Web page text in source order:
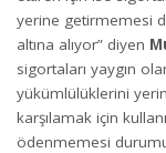
yerine getirmemesi
altına alıyor” diyen
sigortaları yaygın
yükümlülüklerini
karşılamak için
ödenmemesi